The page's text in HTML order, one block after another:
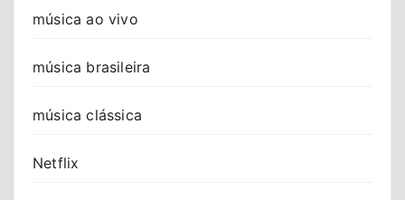
música ao vivo
música brasileira
música clássica
Netflix